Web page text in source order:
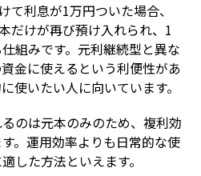
て利息が1万円ついた場合、
だけが再び預け入れられ、1
組みです。元利継続型と異な
金に使えるという利便性があ
使いたい人に向いています。
のは元本のみのため、複利効
。運用効率よりも日常的な使
した方法といえます。